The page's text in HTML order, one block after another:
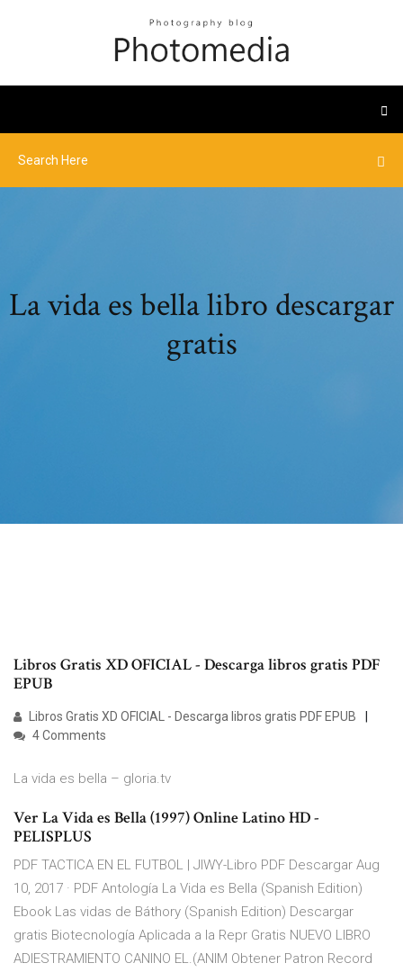
La vida es bella libro descargar
gratis
Libros Gratis XD OFICIAL - Descarga libros gratis PDF
EPUB
Libros Gratis XD OFICIAL - Descarga libros gratis PDF EPUB
4 Comments
La vida es bella – gloria.tv
Ver La Vida es Bella (1997) Online Latino HD -
PELISPLUS
PDF TACTICA EN EL FUTBOL | JIWY-Libro PDF Descargar Aug
10, 2017 · PDF Antología La Vida es Bella (Spanish Edition)
Ebook Las vidas de Báthory (Spanish Edition) Descargar
gratis Biotecnología Aplicada a la Repr Gratis NUEVO LIBRO
ADIESTRAMIENTO CANINO EL.(ANIM Obtener Patron Record